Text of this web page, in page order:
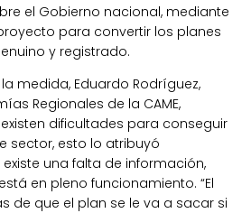
el Gobierno nacional, mediante
para convertir los planes
y registrado.
medida, Eduardo Rodríguez,
Regionales de la CAME,
dificultades para conseguir
sector, esto lo atribuyó
una falta de información,
en pleno funcionamiento. “El
de que el plan se le va a sacar si